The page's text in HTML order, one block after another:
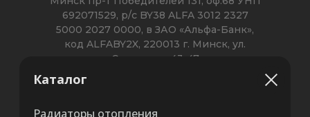
Каталог
Радиаторы отопления